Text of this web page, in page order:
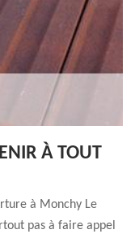
À TOUT
à Monchy Le
pas à faire appel